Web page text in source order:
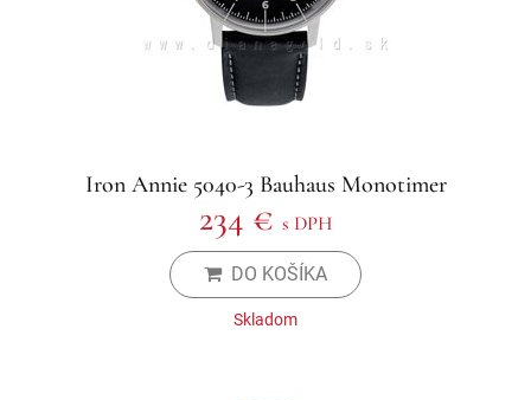
Iron Annie 5040-3 Bauhaus Monotimer
234 € s DPH
DO KOŠÍKA
Skladom